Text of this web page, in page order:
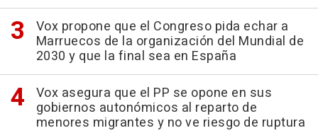
Vox propone que el Congreso pida echar a
Marruecos de la organización del Mundial de
2030 y que la final sea en España
Vox asegura que el PP se opone en sus
gobiernos autonómicos al reparto de
menores migrantes y no ve riesgo de ruptura